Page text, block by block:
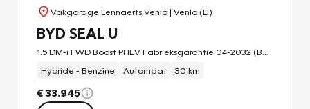
Vakgarage Lennaerts Venlo| Venlo (LI)
BYD SEAL U
1.5 DM-i FWD Boost PHEV Fabrieksgarantie 04-2032 (BOVAG/RIJKLAARPRIJS)
Hybride - Benzine
Automaat 30 km
€ 33.945